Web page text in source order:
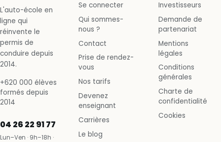
L'auto-école en
ligne qui
réinvente le
permis de
conduire depuis
2014.
+620 000 élèves
formés depuis
2014
04 26 22 91 77
Lun–Ven · 9h–18h ·
Se connecter
Qui sommes-
nous ?
Contact
Prise de rendez-
vous
Nos tarifs
Devenez
enseignant
Carrières
Le blog
Investisseurs
Demande de
partenariat
Mentions
légales
Conditions
générales
Charte de
confidentialité
Cookies